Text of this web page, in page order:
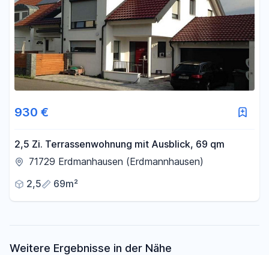
Filter für Preis zurücksetzen
930 €
2,5 Zi. Terrassenwohnung mit Ausblick, 69 qm
71729 Erdmanhausen (Erdmannhausen)
2,5
69m²
Weitere Ergebnisse in der Nähe